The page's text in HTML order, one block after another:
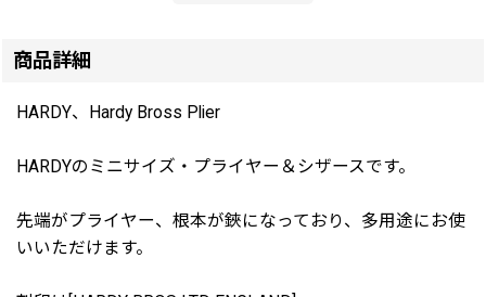
商品詳細
HARDY、Hardy Bross Plier
HARDYのミニサイズ・プライヤー＆シザースです。
先端がプライヤー、根本が鋏になっており、多用途にお使
いいただけます。